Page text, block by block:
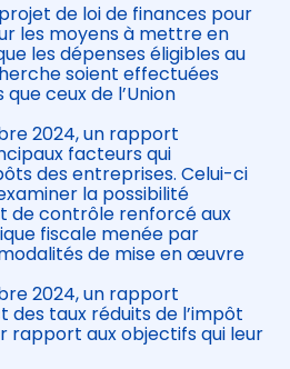
de loi de finances pour
les moyens à mettre en
les dépenses éligibles au
soient effectuées
ceux de l’Union
2024, un rapport
facteurs qui
des entreprises. Celui-ci
la possibilité
de contrôle renforcé aux
fiscale menée par
de mise en œuvre
2024, un rapport
des taux réduits de l’impôt
rapport aux objectifs qui leur